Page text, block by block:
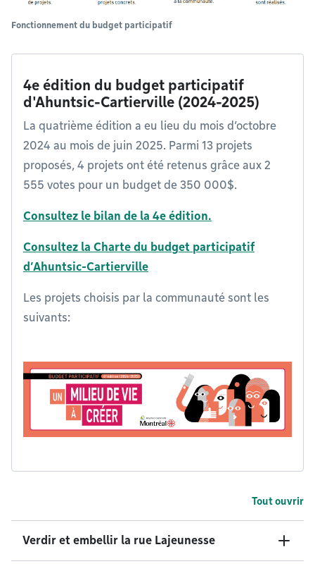
Fonctionnement du budget participatif
4e édition du budget participatif
d'Ahuntsic-Cartierville (2024-2025)
La quatrième édition a eu lieu du mois d’octobre
2024 au mois de juin 2025. Parmi 13 projets
proposés, 4 projets ont été retenus grâce aux 2
555 votes pour un budget de 350 000$.
Consultez le bilan de la 4e édition.
Consultez la Charte du budget participatif
d’Ahuntsic-Cartierville
Les projets choisis par la communauté sont les
suivants:
Tout ouvrir
Verdir et embellir la rue Lajeunesse